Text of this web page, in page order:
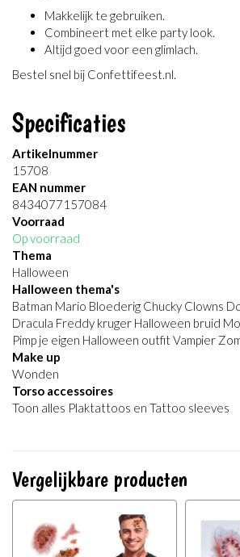
Makkelijk te gebruiken.
Combineert met elke party look.
Altijd goed voor een glimlach.
Bestel snel bij Confettifeest.nl.
Specificaties
Artikelnummer
15708
EAN nummer
8434077157084
Voorraad
Op voorraad
Thema
Halloween
Halloween thema's
Batman Mario Bloederig Chucky Clowns
Dracula Freddy kruger Halloween bruid
Pimp je eigen Halloween outfit Vampier
Make up
Wonden
Torso accessoires
Toon alles Plaktattoos en Tattoo sleeves
Vergelijkbare producten